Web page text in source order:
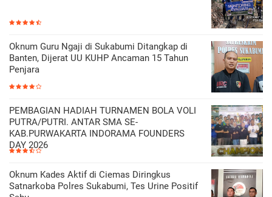
Oknum Guru Ngaji di Sukabumi Ditangkap di
Banten, Dijerat UU KUHP Ancaman 15 Tahun
Penjara
PEMBAGIAN HADIAH TURNAMEN BOLA VOLI
PUTRA/PUTRI. ANTAR SMA SE-
KAB.PURWAKARTA INDORAMA FOUNDERS
DAY 2026
Oknum Kades Aktif di Ciemas Diringkus
Satnarkoba Polres Sukabumi, Tes Urine Positif